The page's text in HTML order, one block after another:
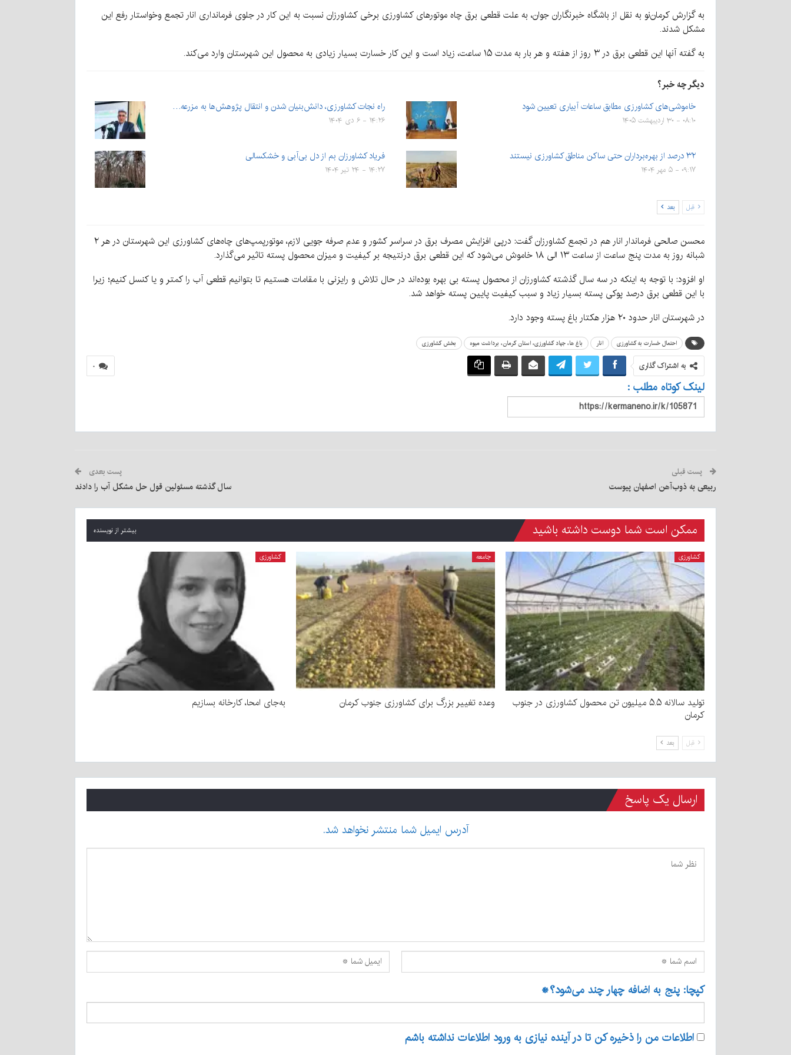
به گزارش کرمان‌نو به نقل از باشگاه خبرنگاران جوان، به علت قطعی برق چاه موتور‌های کشاورزی برخی کشاورزان نسبت به این کار در جلوی فرمانداری انار تجمع وخواستار رفع این
مشکل شدند.
به گفته آنها این قطعی برق در ۳ روز از هفته و هر بار به مدت ۱۵ ساعت، زیاد است و این کار خسارت بسیار زیادی به محصول این شهرستان وارد می‌کند.
دیگر چه خبر؟
خاموشی‌های کشاورزی مطابق ساعات آبیاری تعیین شود
۰۸:۱۰ - ۳۰ اردیبهشت ۱۴۰۵
راه نجات کشاورزی، دانش‌بنیان شدن و انتقال پژوهش‌ها به مزرعه…
۱۴:۲۶ - ۶ دی ۱۴۰۴
۳۲ درصد از بهره‌برداران حتی ساکن مناطق کشاورزی نیستند
۰۹:۱۷ - ۵ مهر ۱۴۰۴
فریاد کشاورزان بم از دل بی‌آبی و خشکسالی
۱۴:۲۷ - ۲۴ تیر ۱۴۰۴
قبل بعد
محسن صالحی فرماندار انار هم در تجمع کشاورزان گفت: درپی افزایش مصرف برق در سراسر کشور و عدم صرفه جویی لازم، موتورپمپ‌های چاه‌های کشاورزی این شهرستان در هر ۲
شبانه روز به مدت پنج ساعت از ساعت ۱۳ الی ۱۸ خاموش می‌شود که این قطعی برق درنتیجه بر کیفیت و میزان محصول پسته تاثیر می‌گذارد.
او افزود: با توجه به اینکه در سه سال گذشته کشاورزان از محصول پسته بی بهره بوده‌اند در حال تلاش و رایزنی با مقامات هستیم تا بتوانیم قطعی آب را کمتر و یا کنسل کنیم؛ زیرا
با این قطعی برق درصد پوکی پسته بسیار زیاد و سبب کیفیت پایین پسته خواهد شد.
در شهرستان انار حدود ۲۰ هزار هکتار باغ پسته وجود دارد.
احتمال خسارت به کشاورزی انار باغ ها، جهاد کشاورزی، استان کرمان، برداشت میوه بخش کشاورزی
۰ به اشتراک گذاری
لینک کوتاه مطلب :
پست قبلی
ربیعی به ذوب‌آهن اصفهان پیوست
پست بعدی
سال گذشته مسئولین قول حل مشکل آب را دادند
ممکن است شما دوست داشته باشید بیشتر از نویسنده
کشاورزی
تولید سالانه ۵.۵ میلیون تن محصول کشاورزی در جنوب
کرمان
جامعه
وعده تغییر بزرگ برای کشاورزی جنوب کرمان
کشاورزی
به‌جای امحا، کارخانه بسازیم
قبل بعد
ارسال یک پاسخ
آدرس ایمیل شما منتشر نخواهد شد.
کپچا: پنج به اضافه چهار چند می‌شود؟*
اطلاعات من را ذخیره کن تا در آینده نیازی به ورود اطلاعات نداشته باشم